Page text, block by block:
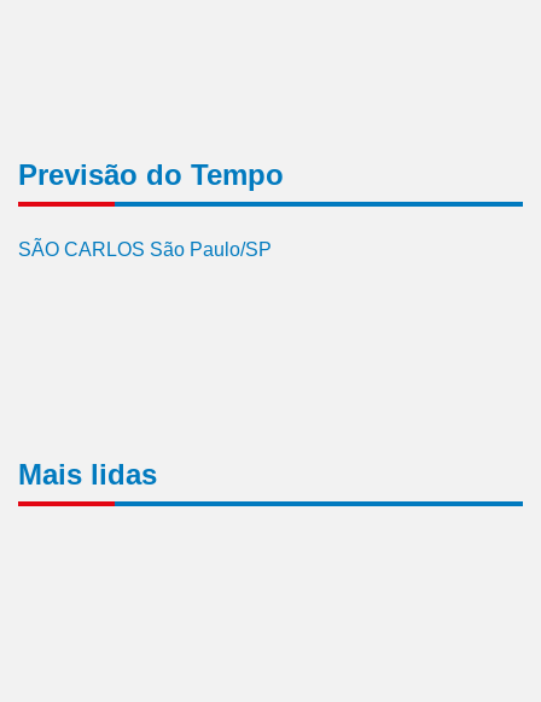
Previsão do Tempo
SÃO CARLOS São Paulo/SP
Mais lidas